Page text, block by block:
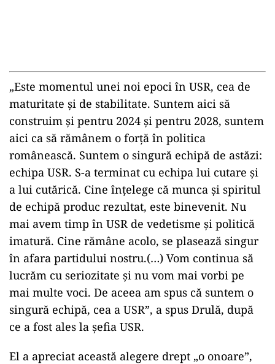
„Este momentul unei noi epoci în USR, cea de
maturitate şi de stabilitate. Suntem aici să
construim şi pentru 2024 şi pentru 2028, suntem
aici ca să rămânem o forţă în politica
românească. Suntem o singură echipă de astăzi:
echipa USR. S-a terminat cu echipa lui cutare şi
a lui cutărică. Cine înţelege că munca şi spiritul
de echipă produc rezultat, este binevenit. Nu
mai avem timp în USR de vedetisme şi politică
imatură. Cine rămâne acolo, se plasează singur
în afara partidului nostru.(…) Vom continua să
lucrăm cu seriozitate şi nu vom mai vorbi pe
mai multe voci. De aceea am spus că suntem o
singură echipă, cea a USR”, a spus Drulă, după
ce a fost ales la şefia USR.
El a apreciat această alegere drept „o onoare”,